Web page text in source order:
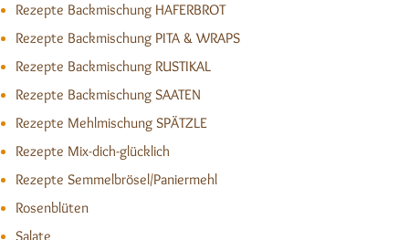
Rezepte Backmischung HAFERBROT
Rezepte Backmischung PITA & WRAPS
Rezepte Backmischung RUSTIKAL
Rezepte Backmischung SAATEN
Rezepte Mehlmischung SPÄTZLE
Rezepte Mix-dich-glücklich
Rezepte Semmelbrösel/Paniermehl
Rosenblüten
Salate